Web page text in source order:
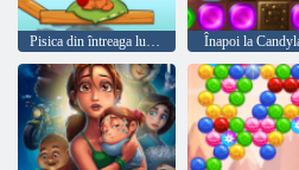
Pisica din întreaga lume - Alpine Lakes Înapoi la